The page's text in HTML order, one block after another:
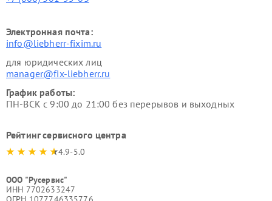
Электронная почта:
info@liebherr-fixim.ru
для юридических лиц
manager@fix-liebherr.ru
График работы:
ПН-ВСК с 9:00 до 21:00 без перерывов и выходных
Рейтинг сервисного центра
4.9-5.0
ООО "Русервис"
ИНН 7702633247